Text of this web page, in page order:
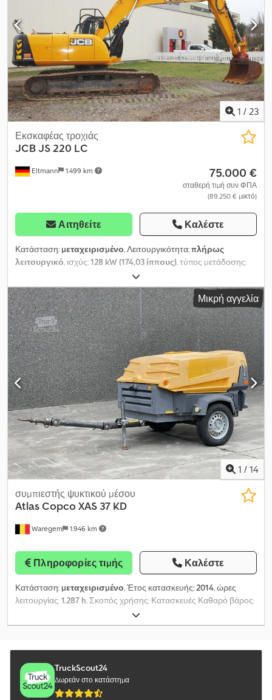
1 / 23
Eltmann 1.499 km
Εκσκαφέας τροχιάς
JCBJS 220 LC
75.000 €
σταθερή τιμή συν ΦΠΑ
(89.250 € μικτό)
Αιτηθείτε Καλέστε
Κατάσταση: μεταχειρισμένο, Λειτουργικότητα:πλήρως
λειτουργικό , ισχύς:128 kW (174,03 ίππους) , τύπος μετάδοσης:
, τύπος καυσίμου:ντίζελ
συνολικό βάρος:21.900 κιλ, κενό βάρος:21.900 κιλ, λειτουργικό
βάρος:22.000 κιλ, κατάσταση κίνησης:70 ποσοστό, κατάσταση
αλυσίδας:70 ποσοστό, πρώτη ταξινόμηση:07/2010, επόμενος
τεχνικός έλεγχος (TÜV):04/2027, Έτος κατασκευής:2009, ώρες
λειτουργίας:5.280 h, αριθμός μηχανήματος/οχήματος:1459013,
Εξοπλισμός:Έλεγχος ασφάλειας UVV, καμπίνα, κλιματισμός,
πρόσθετοι προβολείς, υδραυλικά, υδραυλικά αρπαγής,
υδραυλικό σφυρί, υπολογιστής επί του οχήματος, χαμηλό
επίπεδο θορύβου, Εξοπλισμός / Τεχνικά στοιχεία: - 4-κύλινδρος
πετρελαιοκινητήρας ISUZU με 127 kW (172 PS) - Διπλής ενέργειας
υδραυλικό σύστημα για σφυρί και ψαλίδι - Πέλματα ερπύστριας
600 mm με μεταφορικό πλάτος 3 m Dkjdpfequ N Sdox Amtor
Περιλαμβάνει: 1 x ταχυσύνδεσμος Lehnhoff MS-21 1 x βαθύς
κάδος SB 1.200 mm Συντηρημένο μηχάνημα από
εξουσιοδοτημένο αντιπρόσωπο
Μικρή αγγελία
1 / 14
Waregem 1.946 km
συμπιεστής ψυκτικού μέσου
Atlas CopcoXAS 37 KD
Πληροφορίες τιμής Καλέστε
Κατάσταση: μεταχειρισμένο, Έτος κατασκευής:2014, ώρες
λειτουργίας:1.287 h, Σκοπός χρήσης: Κατασκευές Καθαρό βάρος:
660 kg Μάρκα κινητήρα: Kubota D905 Παροχή: 2 m³/λ Πίεση
λειτουργίας: 7 bar Επικοινωνήστε με το Τμήμα Πωλήσεων για
TruckScout24
Δωρεάν στο κατάστημα